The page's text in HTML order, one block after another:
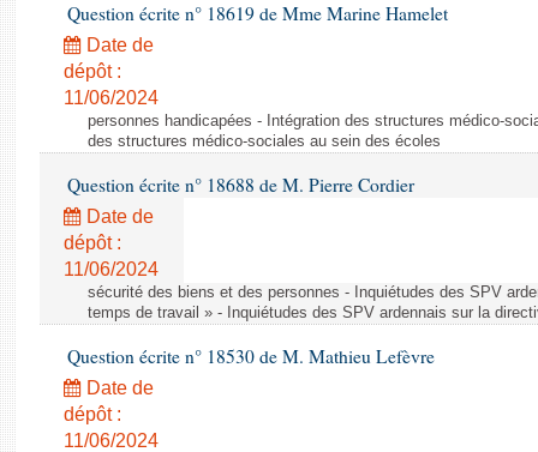
Question écrite n° 18619 de Mme Marine Hamelet
Date de
dépôt :
11/06/2024
personnes handicapées - Intégration des structures médico-
des structures médico-sociales au sein des écoles
Question écrite n° 18688 de M. Pierre Cordier
Date de
dépôt :
11/06/2024
sécurité des biens et des personnes - Inquiétudes des SPV
temps de travail » - Inquiétudes des SPV ardennais sur la
Question écrite n° 18530 de M. Mathieu Lefèvre
Date de
dépôt :
11/06/2024